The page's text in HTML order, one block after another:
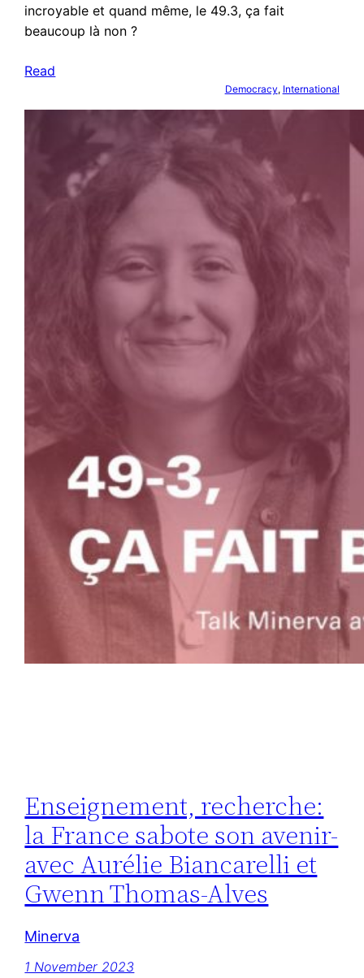
incroyable et quand même, le 49.3, ça fait
beaucoup là non ?
Read
Democracy, International
Enseignement, recherche:
la France sabote son avenir-
avec Aurélie Biancarelli et
Gwenn Thomas-Alves
Minerva
1 November 2023